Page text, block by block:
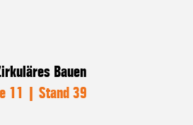
Bauen
11 | Stand 39